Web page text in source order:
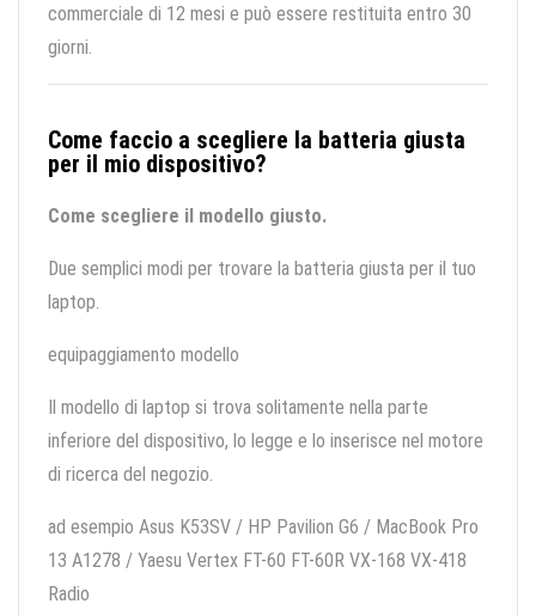
commerciale di 12 mesi e può essere restituita entro 30
giorni.
Come faccio a scegliere la batteria giusta
per il mio dispositivo?
Come scegliere il modello giusto.
Due semplici modi per trovare la batteria giusta per il tuo
laptop.
equipaggiamento modello
Il modello di laptop si trova solitamente nella parte
inferiore del dispositivo, lo legge e lo inserisce nel motore
di ricerca del negozio.
ad esempio Asus K53SV / HP Pavilion G6 / MacBook Pro
13 A1278 / Yaesu Vertex FT-60 FT-60R VX-168 VX-418
Radio